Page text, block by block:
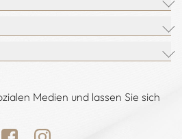
Medien und lassen Sie sich